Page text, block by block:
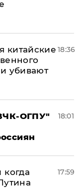
китайские
убивают
18:36
ОГПУ"
18:01
когда
17:59